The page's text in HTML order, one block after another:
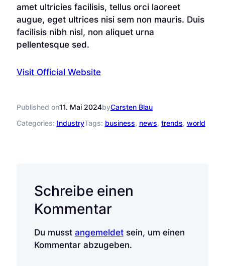
amet ultricies facilisis, tellus orci laoreet
augue, eget ultrices nisi sem non mauris. Duis
facilisis nibh nisl, non aliquet urna
pellentesque sed.
Visit Official Website
Published on11. Mai 2024byCarsten Blau
Categories: IndustryTags: business, news, trends, world
Schreibe einen
Kommentar
Du musst angemeldetsein, um einen
Kommentar abzugeben.